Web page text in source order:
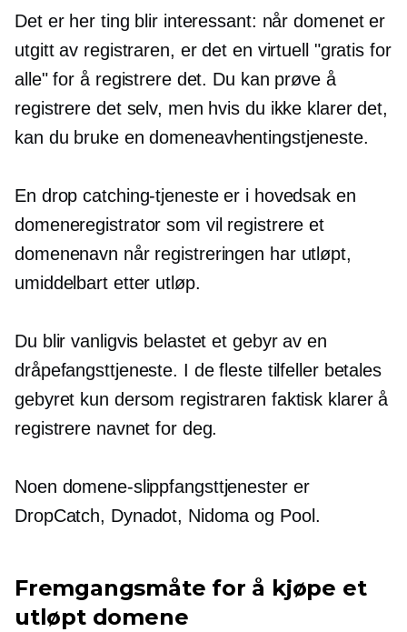
Det er her ting blir interessant: når domenet er
utgitt av registraren, er det en virtuell "gratis for
alle" for å registrere det. Du kan prøve å
registrere det selv, men hvis du ikke klarer det,
kan du bruke en domeneavhentingstjeneste.
En drop catching-tjeneste er i hovedsak en
domeneregistrator som vil registrere et
domenenavn når registreringen har utløpt,
umiddelbart etter utløp.
Du blir vanligvis belastet et gebyr av en
dråpefangsttjeneste. I de fleste tilfeller betales
gebyret kun dersom registraren faktisk klarer å
registrere navnet for deg.
Noen domene-slippfangsttjenester er
DropCatch, Dynadot, Nidoma og Pool.
Fremgangsmåte for å kjøpe et
utløpt domene